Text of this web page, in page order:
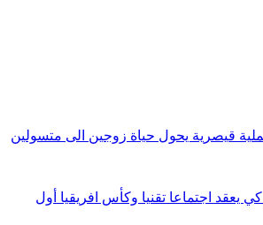
قيصرية يحول حياة زوجين الى متسولين
يعقد اجتماعا تقنيا وكأس افريقيا أول